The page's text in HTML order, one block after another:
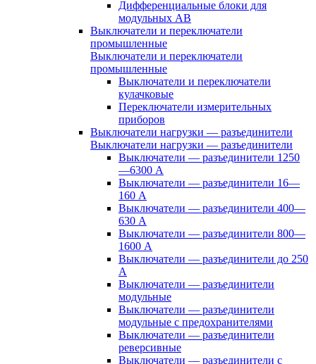
Дифференциальные блоки для
модульных АВ
Выключатели и переключатели
промышленные
Выключатели и переключатели
промышленные
Выключатели и переключатели
кулачковые
Переключатели измерительных
приборов
Выключатели нагрузки — разъединители
Выключатели нагрузки — разъединители
Выключатели — разъединители 1250
—6300 А
Выключатели — разъединители 16—
160 А
Выключатели — разъединители 400—
630 А
Выключатели — разъединители 800—
1600 А
Выключатели — разъединители до 250
А
Выключатели — разъединители
модульные
Выключатели — разъединители
модульные с предохранителями
Выключатели — разъединители
реверсивные
Выключатели — разъединители с